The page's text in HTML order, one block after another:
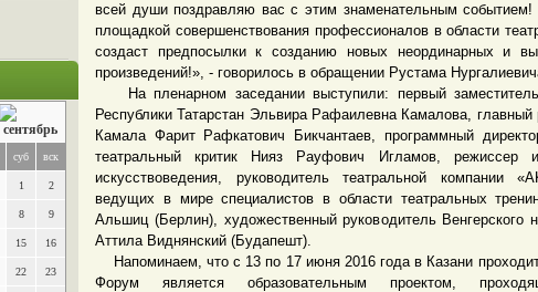
суб вск
1 2
8 9
15 16
22 23
всей души поздравляю вас с этим знаменательным
площадкой совершенствования профессионалов в области
создаст предпосылки к созданию новых неординарных и
произведений!», - говорилось в обращении Рустама
На пленарном заседании выступили: первый заместитель
Республики Татарстан Эльвира Рафаилевна Камалова,
Камала Фарит Рафкатович Бикчантаев, программный
театральный критик Нияз Рауфович Игламов, режиссер и
искусствоведения, руководитель театральной компании
ведущих в мире специалистов в области театральных
Альшиц (Берлин), художественный руководитель Венгерского
Аттила Виднянский (Будапешт).
Напоминаем, что с 13 по 17 июня 2016 года в Казани
Форум является образовательным проектом,